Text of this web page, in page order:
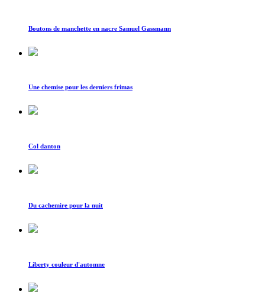
Boutons de manchette en nacre Samuel Gassmann
Une chemise pour les derniers frimas
Col danton
Du cachemire pour la nuit
Liberty couleur d'automne